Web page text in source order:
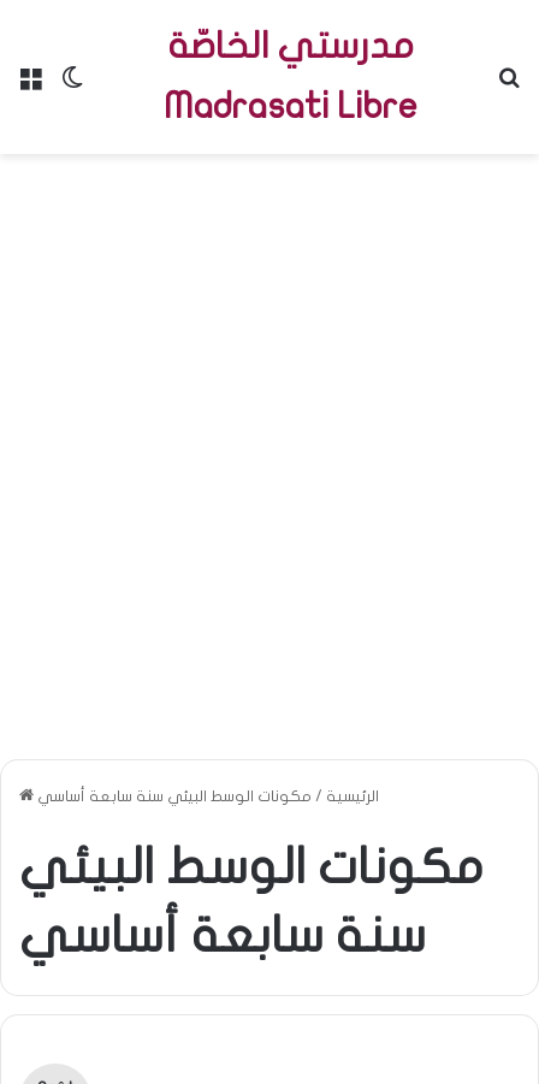
Menu
مدرستي الخاصّة
Madrasati Libre
الرئيسية / مكونات الوسط البيئي سنة سابعة أساسي
مكونات الوسط البيئي
سنة سابعة أساسي